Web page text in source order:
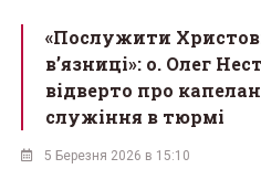
«Послужити
вʼязниці»: о. Олег
відверто про
служіння в тюрмі
5 Березня 2026 в 15:10